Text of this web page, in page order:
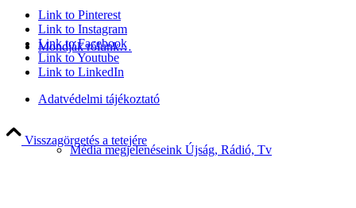
Mondják rólunk…
Média megjelenéseink Újság, Rádió, Tv
Link to Pinterest
Link to Instagram
Link to Facebook
Link to Youtube
Link to LinkedIn
Adatvédelmi tájékoztató
Visszagörgetés a tetejére